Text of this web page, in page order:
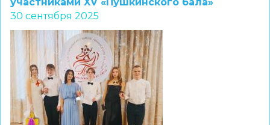
30 сентября 2025